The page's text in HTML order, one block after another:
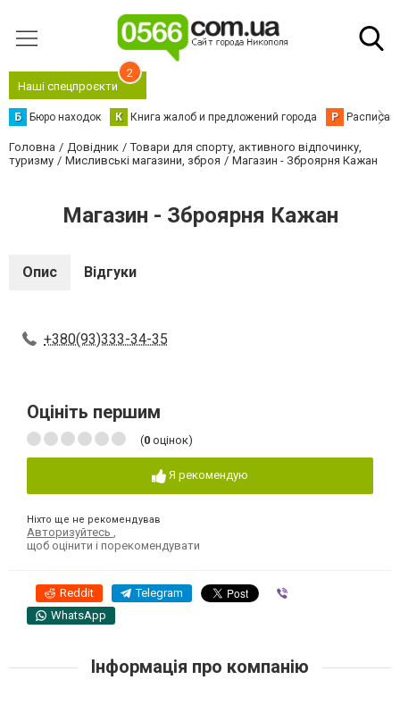
Наші спецпроєкти
2
Б Бюро находок К Книга жалоб и предложений города Р
Головна Довідник
Товари для спорту, активного відпочинку,
туризму
Мисливські магазини, зброя Магазин - Зброярня Кажан
Магазин - Зброярня Кажан
Опис Відгуки
+380(93)333-34-35
Оцініть першим
(0 оцінок)
Я рекомендую
Ніхто ще не рекомендував
Авторизуйтесь
щоб оцінити і порекомендувати
Reddit Telegram
WhatsApp
Інформація про компанію